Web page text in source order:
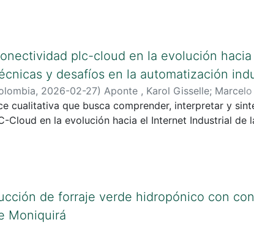
plc-cloud en la evolución
y desafíos en la automatización
, 2026-02-27) Aponte , Karol Gisselle; Marcelo
, John Herry
cualitativa que busca comprender, interpretar y
Cloud en la evolución hacia el Internet Industrial de
de forraje verde hidropónico con
Moniquirá